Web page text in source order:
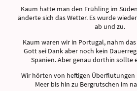
Kaum hatte man den Frühling im
änderte sich das Wetter. Es wurde
ab und zu.
Kaum waren wir in Portugal, nahm
Gott sei Dank aber noch kein
Spanien. Aber genau dorthin sollte
Wir hörten von heftigen Überflutungen
Meer bis hin zu Bergrutschen im